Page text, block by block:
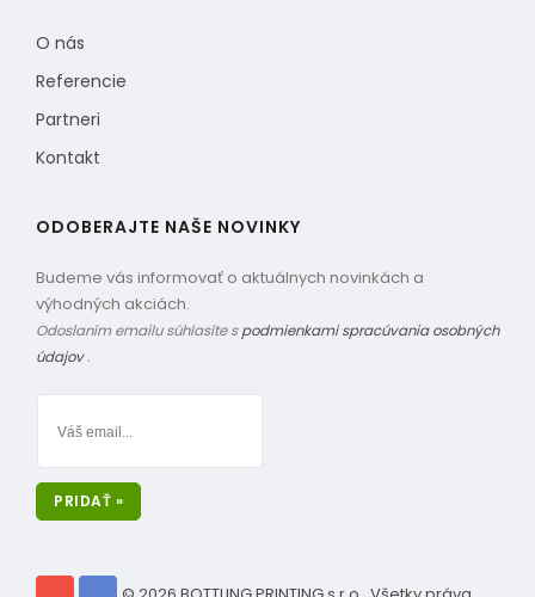
O nás
Referencie
Partneri
Kontakt
ODOBERAJTE NAŠE NOVINKY
Budeme vás informovať o aktuálnych novinkách a
výhodných akciách.
Odoslaním emailu súhlasíte spodmienkami spracúvania osobných
údajov.
PRIDAŤ »